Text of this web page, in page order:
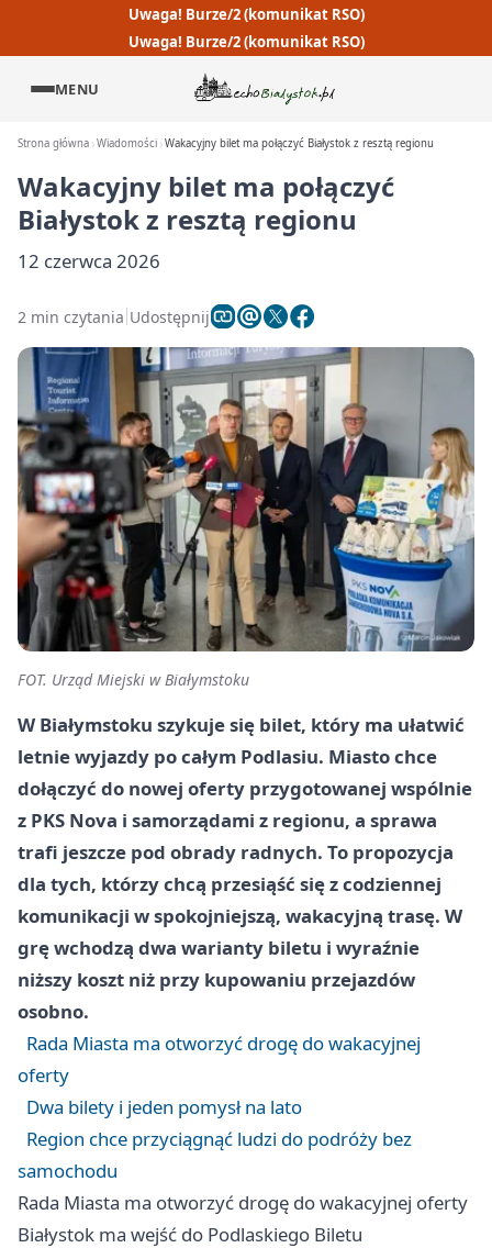
Uwaga! Burze/2 (komunikat RSO)
Uwaga! Burze/2 (komunikat RSO)
MENU
Strona główna Wiadomości Wakacyjny bilet ma połączyć Białystok z resztą regionu
Wakacyjny bilet ma połączyć
Białystok z resztą regionu
12 czerwca 2026
2 min czytania Udostępnij
FOT. Urząd Miejski w Białymstoku
W Białymstoku szykuje się bilet, który ma ułatwić
letnie wyjazdy po całym Podlasiu. Miasto chce
dołączyć do nowej oferty przygotowanej wspólnie
z PKS Nova i samorządami z regionu, a sprawa
trafi jeszcze pod obrady radnych. To propozycja
dla tych, którzy chcą przesiąść się z codziennej
komunikacji w spokojniejszą, wakacyjną trasę. W
grę wchodzą dwa warianty biletu i wyraźnie
niższy koszt niż przy kupowaniu przejazdów
osobno.
Rada Miasta ma otworzyć drogę do wakacyjnej
oferty
Dwa bilety i jeden pomysł na lato
Region chce przyciągnąć ludzi do podróży bez
samochodu
Rada Miasta ma otworzyć drogę do wakacyjnej oferty
Białystok ma wejść do Podlaskiego Biletu